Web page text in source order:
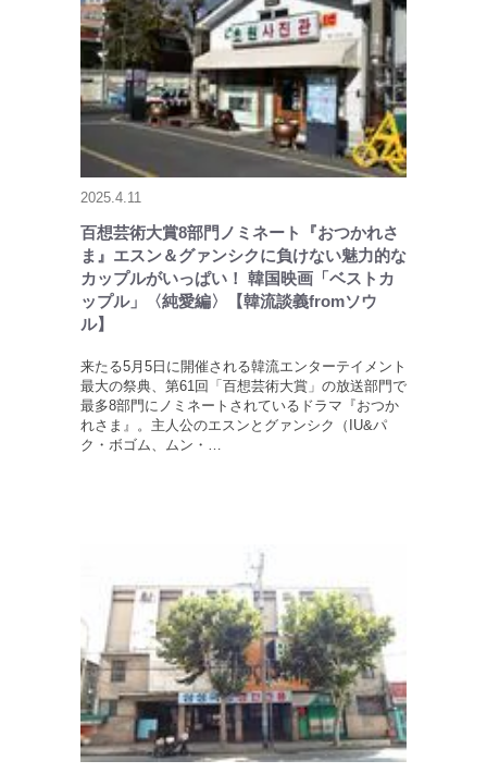
2025.4.11
百想芸術大賞8部門ノミネート『おつかれさ
ま』エスン＆グァンシクに負けない魅力的な
カップルがいっぱい！ 韓国映画「ベストカ
ップル」〈純愛編〉【韓流談義fromソウ
ル】
来たる5月5日に開催される韓流エンターテイメント
最大の祭典、第61回「百想芸術大賞」の放送部門で
最多8部門にノミネートされているドラマ『おつか
れさま』。主人公のエスンとグァンシク（IU&パ
ク・ボゴム、ムン・…